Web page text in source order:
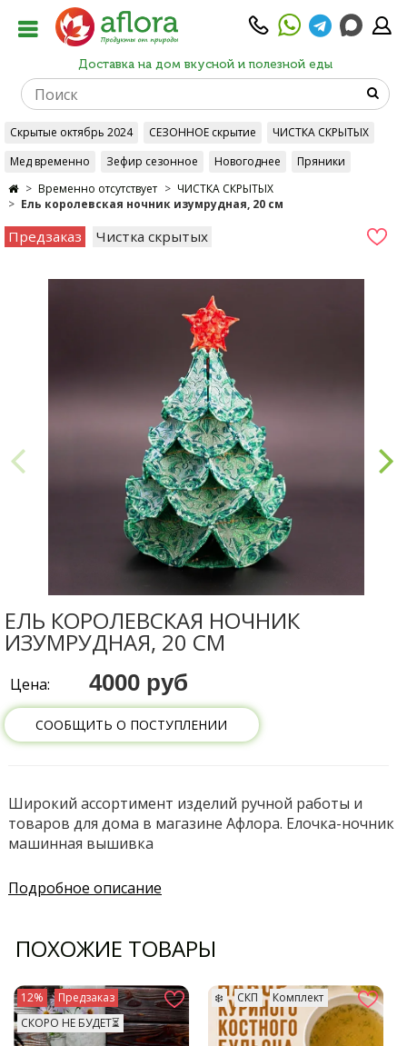
Доставка на дом вкусной и полезной еды
Скрытые октябрь 2024 СЕЗОННОЕ скрытие
ЧИСТКА СКРЫТЫХ
Мед временно
Зефир сезонное Новогоднее
Пряники
Временно отсутствует
ЧИСТКА СКРЫТЫХ
Ель королевская ночник изумрудная, 20 см
Предзаказ Чистка скрытых
ЕЛЬ КОРОЛЕВСКАЯ НОЧНИК
ИЗУМРУДНАЯ, 20 СМ
Цена: 4000 руб
СООБЩИТЬ О ПОСТУПЛЕНИИ
Широкий ассортимент изделий ручной работы и
товаров для дома в магазине Афлора. Елочка-ночник
машинная вышивка
Подробное описание
ПОХОЖИЕ ТОВАРЫ
12%
Предзаказ
СКОРО НЕ БУДЕТ⏳
❄️ СКП Комплект